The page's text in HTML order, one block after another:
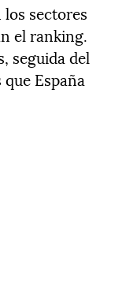
sectores
el ranking.
seguida del
España